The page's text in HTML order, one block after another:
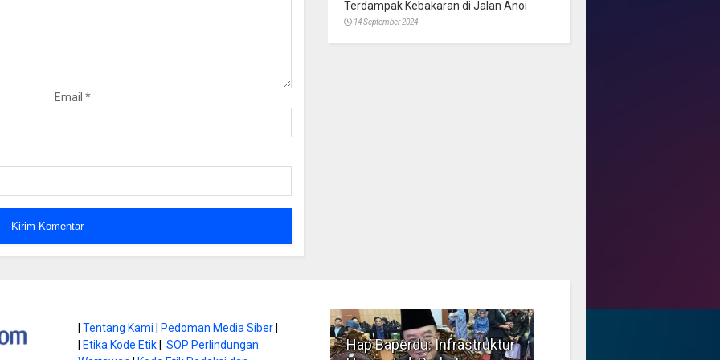
Email *
Terdampak Kebakaran di Jalan Anoi
14 September 2024
|Tentang Kami Pedoman Media Siber
Etika Kode Etik |SOP Perlindungan
di Gunung
Ini
Hap Baperdu: Infrastruktur